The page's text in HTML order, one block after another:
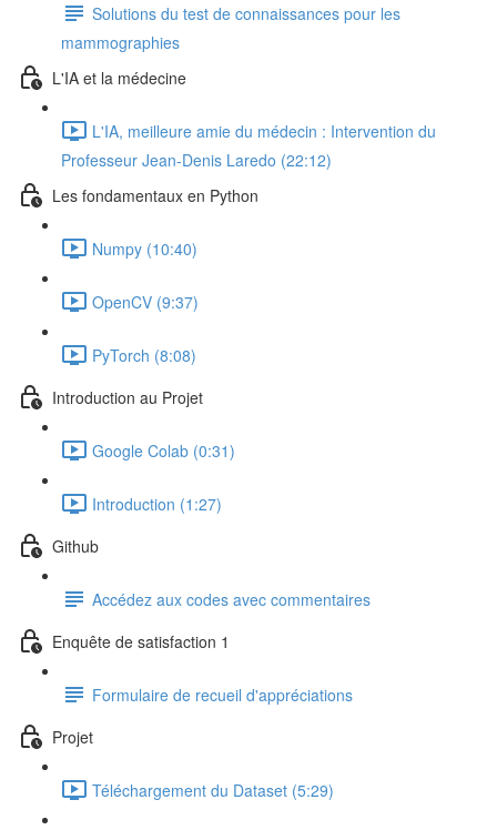
Solutions du test de connaissances pour les
mammographies
L'IA et la médecine
L'IA, meilleure amie du médecin : Intervention du
Professeur Jean-Denis Laredo (22:12)
Les fondamentaux en Python
Numpy (10:40)
OpenCV (9:37)
PyTorch (8:08)
Introduction au Projet
Google Colab (0:31)
Introduction (1:27)
Github
Accédez aux codes avec commentaires
Enquête de satisfaction 1
Formulaire de recueil d'appréciations
Projet
Téléchargement du Dataset (5:29)